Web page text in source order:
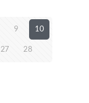
9 10
27 28